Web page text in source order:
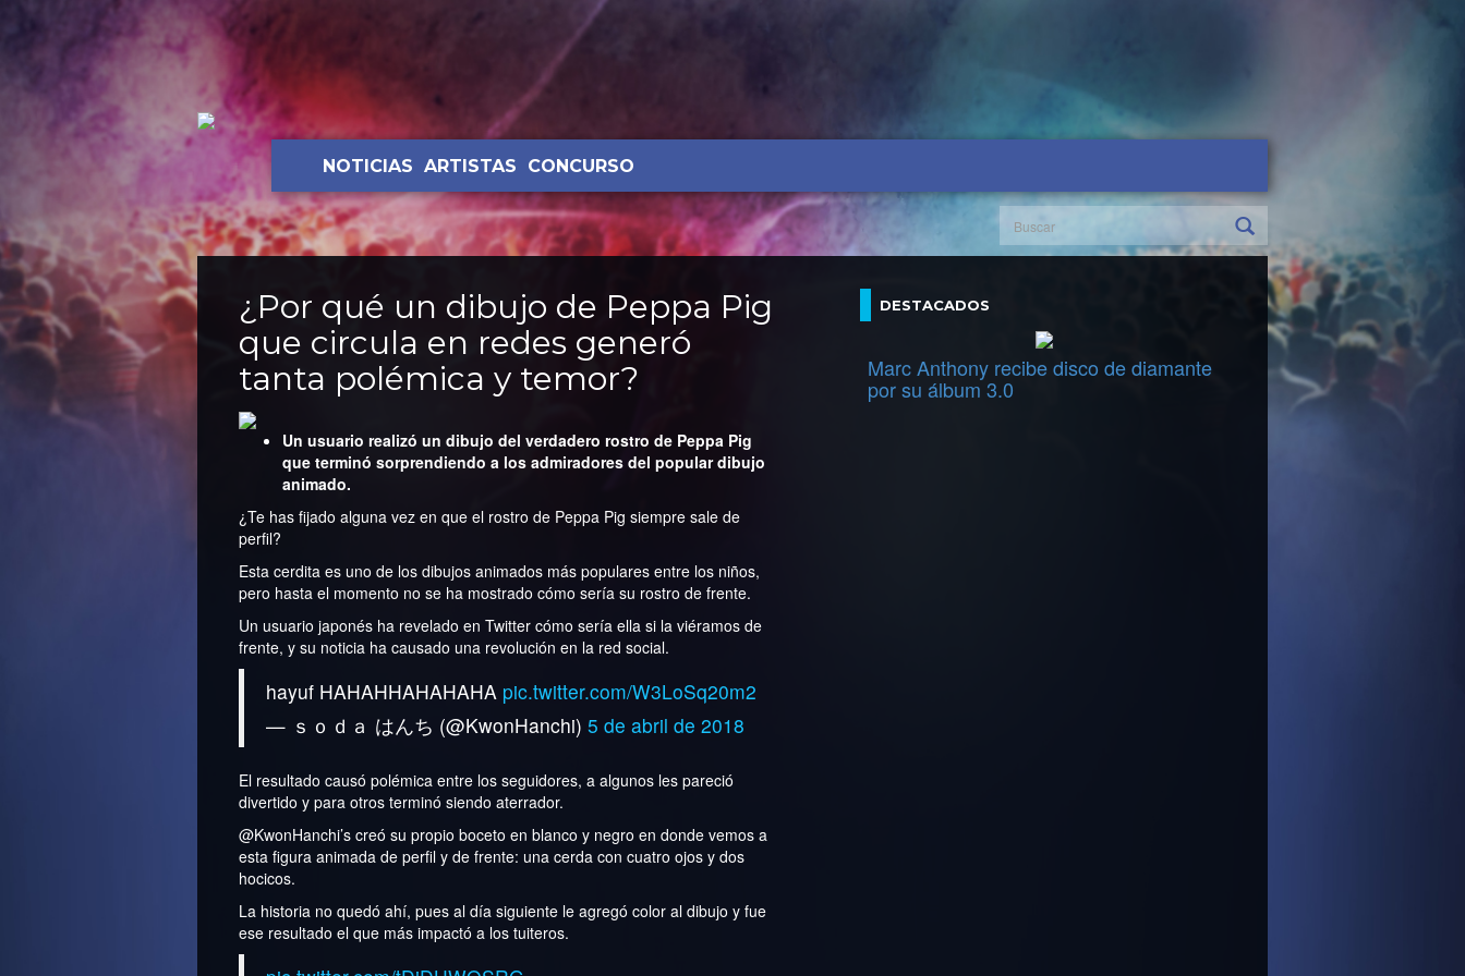
NOTICIAS ARTISTAS CONCURSO
¿Por qué un dibujo de Peppa Pig
que circula en redes generó
tanta polémica y temor?
Un usuario realizó un dibujo del verdadero rostro de Peppa Pig
que terminó sorprendiendo a los admiradores del popular dibujo
animado.
¿Te has fijado alguna vez en que el rostro de Peppa Pig siempre sale de
perfil?
Esta cerdita es uno de los dibujos animados más populares entre los niños,
pero hasta el momento no se ha mostrado cómo sería su rostro de frente.
Un usuario japonés ha revelado en Twitter cómo sería ella si la viéramos de
frente, y su noticia ha causado una revolución en la red social.
hayuf HAHAHHAHAHAHA pic.twitter.com/W3LoSq20m2
— ｓｏｄａ はんち (@KwonHanchi)5 de abril de 2018
El resultado causó polémica entre los seguidores, a algunos les pareció
divertido y para otros terminó siendo aterrador.
@KwonHanchi’s creó su propio boceto en blanco y negro en donde vemos a
esta figura animada de perfil y de frente: una cerda con cuatro ojos y dos
hocicos.
La historia no quedó ahí, pues al día siguiente le agregó color al dibujo y fue
ese resultado el que más impactó a los tuiteros.
DESTACADOS
Marc Anthony recibe disco de diamante
por su álbum 3.0